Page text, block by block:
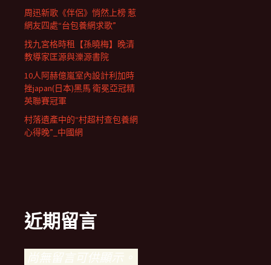
周迅新歌《伴侶》悄然上榜 惹
網友四處“台包養網求歌”
找九宮格時租【孫曉梅】晚清
教導家匡源與濼源書院
10人阿赫億嵐室內設計利加時
挫japan(日本)黑馬 衛冕亞冠精
英聯賽冠軍
村落遺產中的“村超村查包養網
心得晚”_中國網
近期留言
尚無留言可供顯示。